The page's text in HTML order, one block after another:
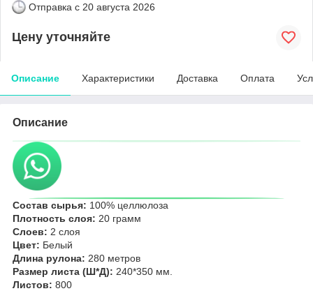
Отправка с 20 августа 2026
Цену уточняйте
Описание Характеристики Доставка Оплата
Описание
Состав сырья: 100% целлюлоза
Плотность слоя: 20 грамм
Слоев: 2 слоя
Цвет: Белый
Длина рулона: 280 метров
Размер листа (Ш*Д): 240*350 мм.
Листов: 800